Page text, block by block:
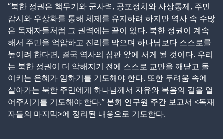
“북한 정권은 핵무기와 군사력, 공포정치와 사상통제, 주민
감시와 우상화를 통해 체제를 유지하려 하지만 역사 속 수많
은 독재자들처럼 그 권력에는 끝이 있다. 북한 정권이 계속
해서 주민을 억압하고 진리를 막으며 하나님보다 스스로를
높이려 한다면, 결국 역사의 심판 앞에 서게 될 것이다. 우리
는 북한 정권이 더 악해지기 전에 스스로 교만을 깨닫고 돌
이키는 은혜가 임하기를 기도해야 한다. 또한 두려움 속에
살아가는 북한 주민에게 하나님께서 자유와 복음의 길을 열
어주시기를 기도해야 한다.” 본회 연구원 주간 보고서 <독재
자들의 마지막>에 정리된 내용으로 기도한다.